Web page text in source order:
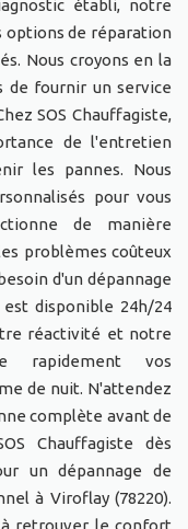
établi, notre
options de réparation
Nous croyons en la
de fournir un service
SOS Chauffagiste,
de l'entretien
les pannes. Nous
pour vous
de manière
problèmes coûteux
d'un dépannage
disponible 24h/24
réactivité et notre
rapidement vos
de nuit. N'attendez
complète avant de
Chauffagiste dès
un dépannage de
à Viroflay (78220).
retrouver le confort